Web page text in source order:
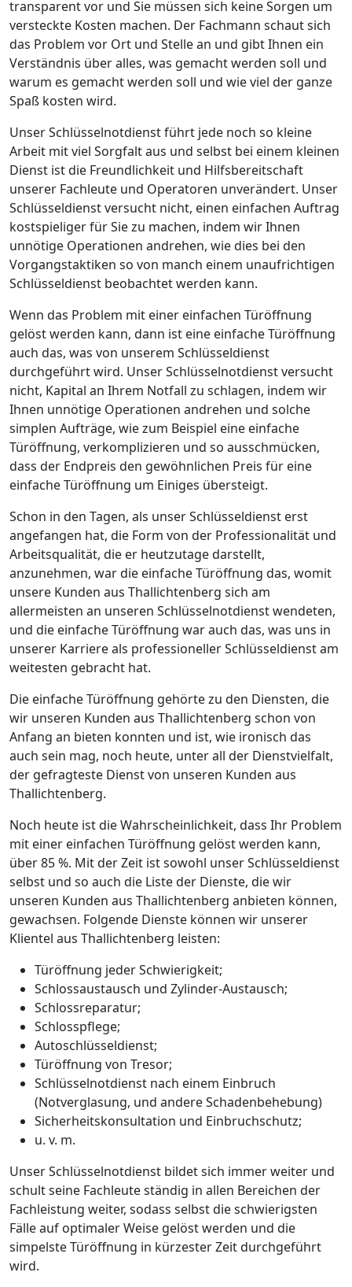
transparent vor und Sie müssen sich keine Sorgen um
versteckte Kosten machen. Der Fachmann schaut sich
das Problem vor Ort und Stelle an und gibt Ihnen ein
Verständnis über alles, was gemacht werden soll und
warum es gemacht werden soll und wie viel der ganze
Spaß kosten wird.
Unser Schlüsselnotdienst führt jede noch so kleine
Arbeit mit viel Sorgfalt aus und selbst bei einem kleinen
Dienst ist die Freundlichkeit und Hilfsbereitschaft
unserer Fachleute und Operatoren unverändert. Unser
Schlüsseldienst versucht nicht, einen einfachen Auftrag
kostspieliger für Sie zu machen, indem wir Ihnen
unnötige Operationen andrehen, wie dies bei den
Vorgangstaktiken so von manch einem unaufrichtigen
Schlüsseldienst beobachtet werden kann.
Wenn das Problem mit einer einfachen Türöffnung
gelöst werden kann, dann ist eine einfache Türöffnung
auch das, was von unserem Schlüsseldienst
durchgeführt wird. Unser Schlüsselnotdienst versucht
nicht, Kapital an Ihrem Notfall zu schlagen, indem wir
Ihnen unnötige Operationen andrehen und solche
simplen Aufträge, wie zum Beispiel eine einfache
Türöffnung, verkomplizieren und so ausschmücken,
dass der Endpreis den gewöhnlichen Preis für eine
einfache Türöffnung um Einiges übersteigt.
Schon in den Tagen, als unser Schlüsseldienst erst
angefangen hat, die Form von der Professionalität und
Arbeitsqualität, die er heutzutage darstellt,
anzunehmen, war die einfache Türöffnung das, womit
unsere Kunden aus Thallichtenberg sich am
allermeisten an unseren Schlüsselnotdienst wendeten,
und die einfache Türöffnung war auch das, was uns in
unserer Karriere als professioneller Schlüsseldienst am
weitesten gebracht hat.
Die einfache Türöffnung gehörte zu den Diensten, die
wir unseren Kunden aus Thallichtenberg schon von
Anfang an bieten konnten und ist, wie ironisch das
auch sein mag, noch heute, unter all der Dienstvielfalt,
der gefragteste Dienst von unseren Kunden aus
Thallichtenberg.
Noch heute ist die Wahrscheinlichkeit, dass Ihr Problem
mit einer einfachen Türöffnung gelöst werden kann,
über 85 %. Mit der Zeit ist sowohl unser Schlüsseldienst
selbst und so auch die Liste der Dienste, die wir
unseren Kunden aus Thallichtenberg anbieten können,
gewachsen. Folgende Dienste können wir unserer
Klientel aus Thallichtenberg leisten:
Türöffnung jeder Schwierigkeit;
Schlossaustausch und Zylinder-Austausch;
Schlossreparatur;
Schlosspflege;
Autoschlüsseldienst;
Türöffnung von Tresor;
Schlüsselnotdienst nach einem Einbruch
(Notverglasung, und andere Schadenbehebung)
Sicherheitskonsultation und Einbruchschutz;
u. v. m.
Unser Schlüsselnotdienst bildet sich immer weiter und
schult seine Fachleute ständig in allen Bereichen der
Fachleistung weiter, sodass selbst die schwierigsten
Fälle auf optimaler Weise gelöst werden und die
simpelste Türöffnung in kürzester Zeit durchgeführt
wird.